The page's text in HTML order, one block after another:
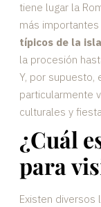
tiene lugar la
más
típicos de la isla
la procesión
Y, por supuesto,
particularmente
culturales y
¿Cuál
para
Existen diversos